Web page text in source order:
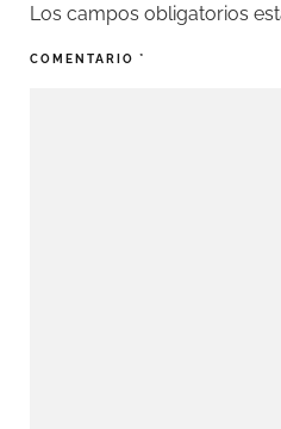
Los campos obligatorios
COMENTARIO *